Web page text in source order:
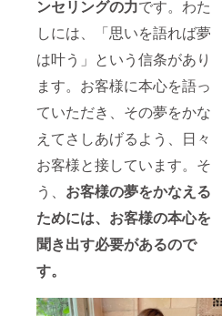
ンセリングの力です。わた
しには、「思いを語れば夢
は叶う」という信条があり
ます。お客様に本心を語っ
ていただき、その夢をかな
えてさしあげるよう、日々
お客様と接しています。そ
う、 お客様の夢をかなえる
ためには、お客様の本心を
聞き出す必要があるので
す。